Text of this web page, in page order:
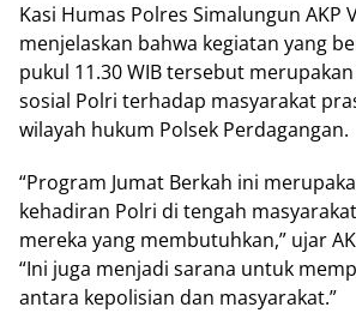
Kasi Humas Polres Simalungun AKP
menjelaskan bahwa kegiatan yang
pukul 11.30 WIB tersebut
sosial Polri terhadap masyarakat
wilayah hukum Polsek Perdagangan.
“Program Jumat Berkah ini
kehadiran Polri di tengah
mereka yang membutuhkan,” ujar
“Ini juga menjadi sarana untuk
antara kepolisian dan masyarakat.”